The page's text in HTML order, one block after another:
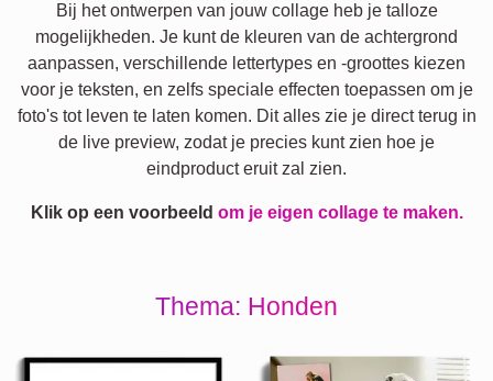
Bij het ontwerpen van jouw collage heb je talloze
mogelijkheden. Je kunt de kleuren van de achtergrond
aanpassen, verschillende lettertypes en -groottes kiezen
voor je teksten, en zelfs speciale effecten toepassen om je
foto's tot leven te laten komen. Dit alles zie je direct terug in
de live preview, zodat je precies kunt zien hoe je
eindproduct eruit zal zien.
Klik op een voorbeeld om je eigen collage te maken.
Thema: Honden